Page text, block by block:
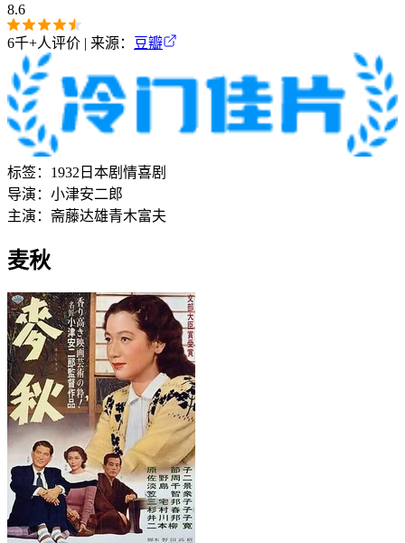
8.6
6千+人评价 | 来源： 豆瓣
标签： 1932 日本剧情喜剧
导演： 小津安二郎
主演： 斋藤达雄青木富夫
麦秋